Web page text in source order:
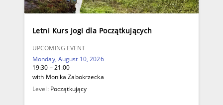
Letni Kurs Jogi dla Początkujących
UPCOMING EVENT
Monday, August 10, 2026
19:30 – 21:00
with Monika Zabokrzecka
Level:Początkujący